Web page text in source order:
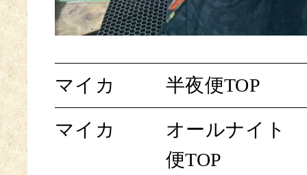
マイカ 半夜便TOP
マイカ
オールナイト
便TOP